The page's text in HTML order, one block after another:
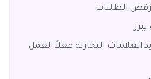
الطلبات
التجارية فعلاً العمل